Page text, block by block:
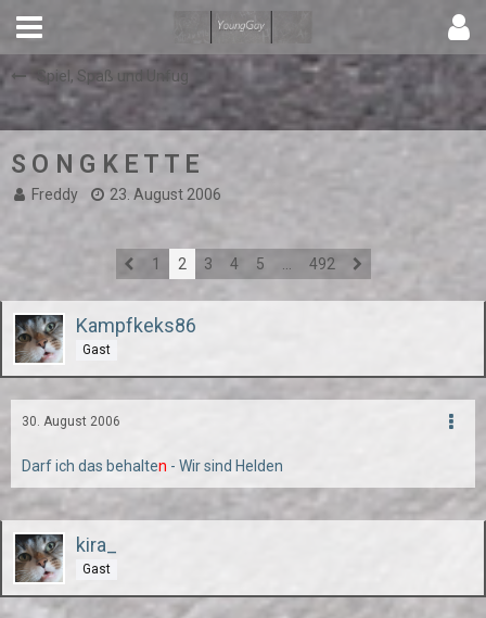
Spiel, Spaß und Unfug
S O N G K E T T E
Freddy 23. August 2006
1 2 3 4 5 492
Kampfkeks86
Gast
30. August 2006
Darf ich das behalten - Wir sind Helden
kira_
Gast